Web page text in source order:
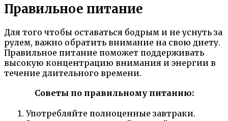
Правильное питание
Для того чтобы оставаться бодрым и не уснуть за
рулем, важно обратить внимание на свою диету.
Правильное питание поможет поддерживать
высокую концентрацию внимания и энергии в
течение длительного времени.
Советы по правильному питанию:
Употребляйте полноценные завтраки.